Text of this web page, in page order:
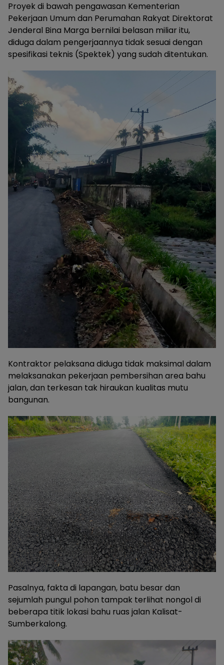
Proyek di bawah pengawasan Kementerian
Pekerjaan Umum dan Perumahan Rakyat Direktorat
Jenderal Bina Marga bernilai belasan miliar itu,
diduga dalam pengerjaannya tidak sesuai dengan
spesifikasi teknis (Spektek) yang sudah ditentukan.
Kontraktor pelaksana diduga tidak maksimal dalam
melaksanakan pekerjaan pembersihan area bahu
jalan, dan terkesan tak hiraukan kualitas mutu
bangunan.
Pasalnya, fakta di lapangan, batu besar dan
sejumlah pungul pohon tampak terlihat nongol di
beberapa titik lokasi bahu ruas jalan Kalisat-
Sumberkalong.